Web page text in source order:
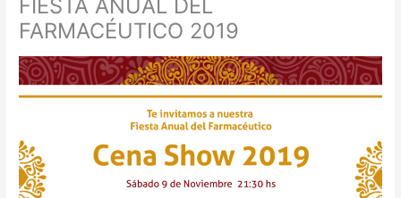
FIESTA ANUAL DEL
FARMACÉUTICO 2019